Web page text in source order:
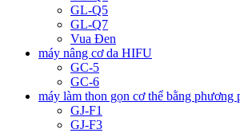
GL-Q5
GL-Q7
Vua Đen
máy nâng cơ da HIFU
GC-5
GC-6
máy làm thon gọn cơ thể bằng phương
GJ-F1
GJ-F3